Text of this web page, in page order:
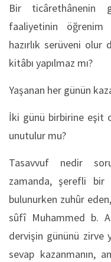
Bir ticârethânenin
faaliyetinin öğrenim
hazırlık serüveni olur
kitâbı yapılmaz mı?
Yaşanan her günün
İki günü birbirine eşit
unutulur mu?
Tasavvuf nedir
zamanda, şerefli bir
bulunurken zuhûr
sûfî Muhammed b.
dervişin gününü zirve
sevap kazanmanın,